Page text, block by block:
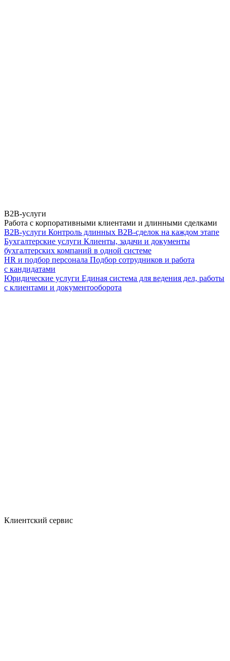
B2B-услуги
Работа с корпоративными клиентами и длинными сделками
B2B-услуги Контроль длинных B2B-сделок на каждом этапе
Бухгалтерские услуги Клиенты, задачи и документы
бухгалтерских компаний в одной системе
HR и подбор персонала Подбор сотрудников и работа
с кандидатами
Юридические услуги Единая система для ведения дел, работы
с клиентами и документооборота
Клиентский сервис